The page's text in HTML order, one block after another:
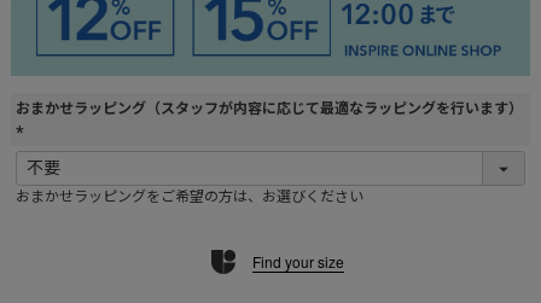
おまかせラッピング（スタッフが内容に応じて最適なラッピングを行います）
(
須
おまかせラッピングをご希望の方は、お選びください
Find your size